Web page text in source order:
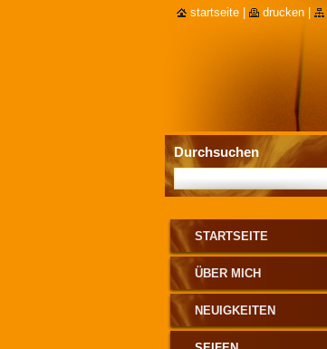
STARTSEITE
ÜBER MICH
NEUIGKEITEN
Durchsuchen
startseite drucken